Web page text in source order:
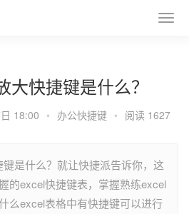
大快捷键是什么？
18:00 • 办公快捷键 • 阅读 1627
是什么？就让快捷派告诉你，这
的excel快捷键表，掌握熟练excel
么excel表格中有快捷键可以进行